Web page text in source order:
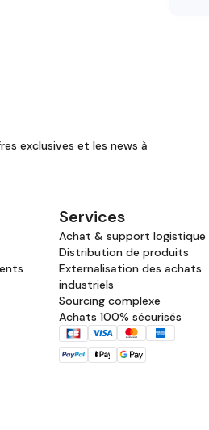
exclusives et les news à
Services
Achat & support logistique
Distribution de produits
Externalisation des achats
industriels
Sourcing complexe
Achats 100% sécurisés